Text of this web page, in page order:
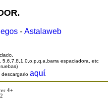
- Astalaweb
5,6,7,8,1,0,o,p,q,a,barra espaciadora, etc
descargarlo aquí
4+